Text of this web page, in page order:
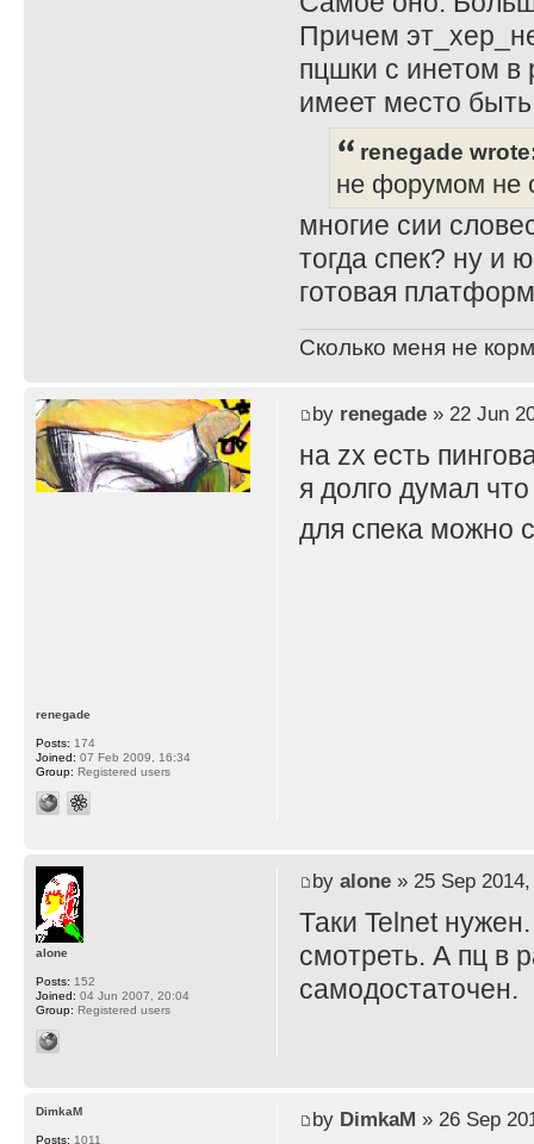
Причем
пцшки с инетом в
имеет место
renegade
не форумом не
многие сии
тогда спек? ну и
готовая
Сколько меня не
by renegade» 22 Jun
на zx есть
я долго думал
для спека можно
renegade
Posts: 174
Joined: 07 Feb 2009, 16:34
Group: Registered users
by alone» 25 Sep 2014,
Таки Telnet
смотреть. А пц в
самодостаточен.
alone
Posts: 152
Joined: 04 Jun 2007, 20:04
Group: Registered users
by DimkaM » 26 Sep
DimkaM
Posts: 1011